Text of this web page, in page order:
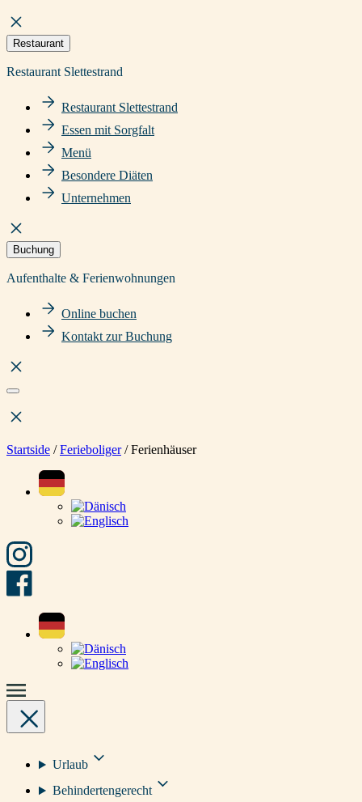
Restaurant
Restaurant Slettestrand
Restaurant Slettestrand
Essen mit Sorgfalt
Menü
Besondere Diäten
Unternehmen
Buchung
Aufenthalte & Ferienwohnungen
Online buchen
Kontakt zur Buchung
Startside /Ferieboliger/Ferienhäuser
Urlaub
Behindertengerecht